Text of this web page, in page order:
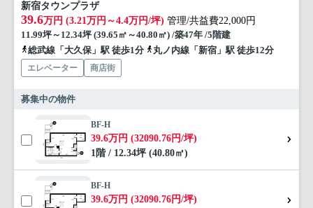
新宿タウンプラザ
39.6万円 (3.21万円～4.4万円/坪) 管理/共益費22,000円
11.99坪～12.34坪 (39.65㎡～40.80㎡) /築47年 /5階建
総武線「大久保」駅 徒歩1分
丸ノ内線「新宿」駅 徒歩12分
エレベーター 商店街
募集中の物件
BF-H
39.6万円 (32090.76円/坪)
1階 / 12.34坪 (40.80㎡)
BF-H
39.6万円 (32090.76円/坪)